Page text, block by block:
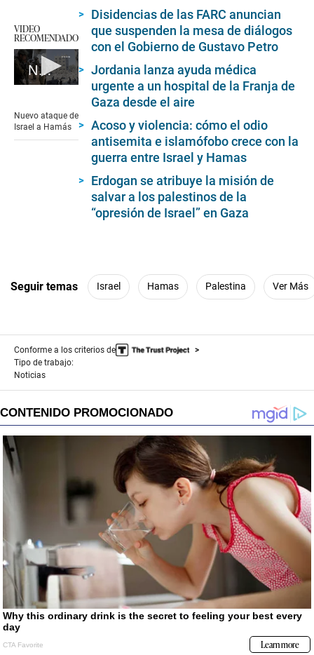
VIDEO
RECOMENDADO
Nuevo ataque de Israel a Hamás
of
1
Nuevo ataque de
Israel a Hamás
Disidencias de las FARC anuncian
que suspenden la mesa de diálogos
con el Gobierno de Gustavo Petro
Jordania lanza ayuda médica
urgente a un hospital de la Franja de
Gaza desde el aire
Acoso y violencia: cómo el odio
antisemita e islamófobo crece con la
guerra entre Israel y Hamas
Erdogan se atribuye la misión de
salvar a los palestinos de la
“opresión de Israel” en Gaza
Seguir temas Israel Hamas Palestina Ver Más
Conforme a los criterios de
Tipo de trabajo:
Noticias